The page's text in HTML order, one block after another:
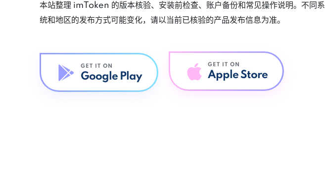
本站整理 imToken 的版本核验、安装前检查、账户备份和常见操作说明。不同系
统和地区的发布方式可能变化，请以当前已核验的产品发布信息为准。
GET IT ON
Google Play
GET IT ON
Apple Store